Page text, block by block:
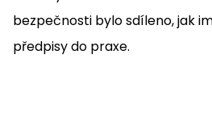
bezpečnosti bylo sdíleno, jak
předpisy do praxe.